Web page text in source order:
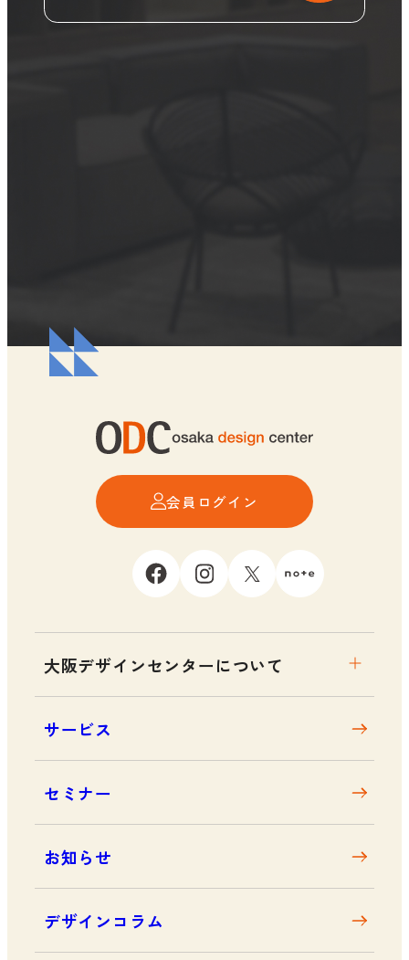
会員ログイン
大阪デザインセンターについて
デザイン経営とは
サービス
セミナー
お知らせ
デザインコラム